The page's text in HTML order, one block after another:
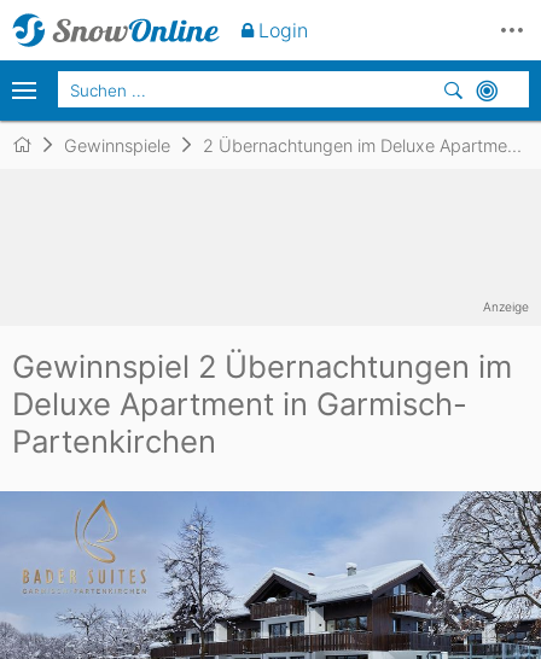
Gewinnspiele 2 Übernachtungen im Deluxe Apartment in Garmisch-Partenkirchen
Gewinnspiel 2 Übernachtungen im
Deluxe Apartment in Garmisch-
Partenkirchen
Anzeige
Login